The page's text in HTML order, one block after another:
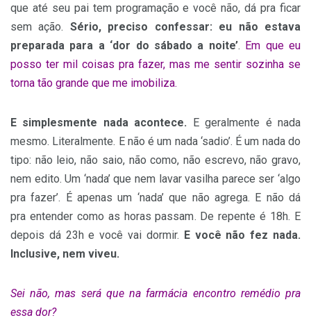
que até seu pai tem programação e você não, dá pra ficar
sem ação. Sério, preciso confessar: eu não estava
preparada para a ‘dor do sábado a noite’. Em que eu
posso ter mil coisas pra fazer, mas me sentir sozinha se
torna tão grande que me imobiliza.
E simplesmente nada acontece. E geralmente é nada
mesmo. Literalmente. E não é um nada ‘sadio’. É um nada do
tipo: não leio, não saio, não como, não escrevo, não gravo,
nem edito. Um ‘nada’ que nem lavar vasilha parece ser ‘algo
pra fazer’. É apenas um ‘nada’ que não agrega. E não dá
pra entender como as horas passam. De repente é 18h. E
depois dá 23h e você vai dormir. E você não fez nada.
Inclusive, nem viveu.
Sei não, mas será que na farmácia encontro remédio pra
essa dor?